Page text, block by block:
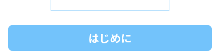
はじめに